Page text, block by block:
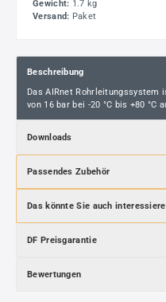
Gewicht: 1.7 kg
Versand: Paket
Beschreibung
Das AIRnet
von 16 bar bei -20 °C bis +80 °C
Downloads
Passendes Zubehör
Das könnte Sie auch
DF Preisgarantie
Bewertungen